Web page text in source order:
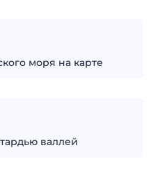
моря на карте
валлей